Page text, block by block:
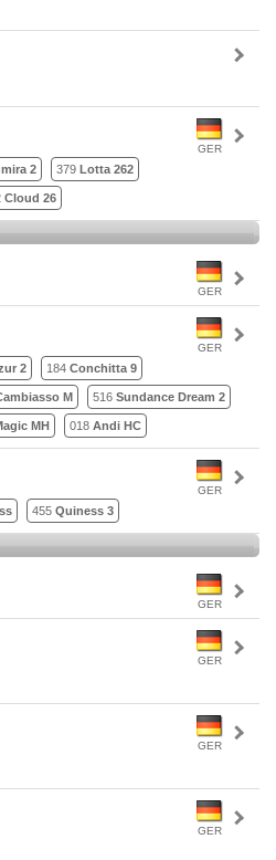
GER
2 379 Lotta 262
Cloud 26
GER
GER
2 184 Conchitta 9
M 516 Sundance Dream 2
MH 018 Andi HC
GER
455 Quiness 3
GER
GER
GER
GER